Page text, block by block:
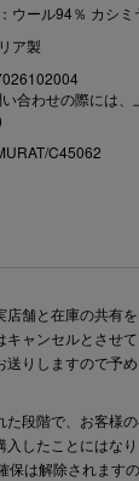
ウール94％ カシ
ア製
合わせの際には
C45062
店舗と在庫の共有
キャンセルとさせ
りしますので予め
た段階で、お客様
したことにはな
保は解除されます